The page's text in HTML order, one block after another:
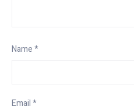
Name*
Email*